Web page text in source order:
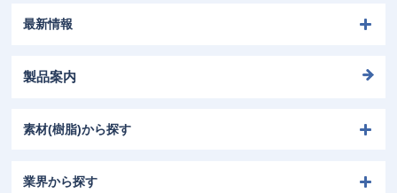
最新情報
製品案内
素材(樹脂)から探す
業界から探す